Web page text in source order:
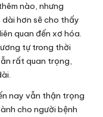
nào, nhưng
hơn sẽ cho thấy
quan đến xơ hóa.
tự trong thời
rất quan trọng,
nay vẫn thận trọng
cho người bệnh